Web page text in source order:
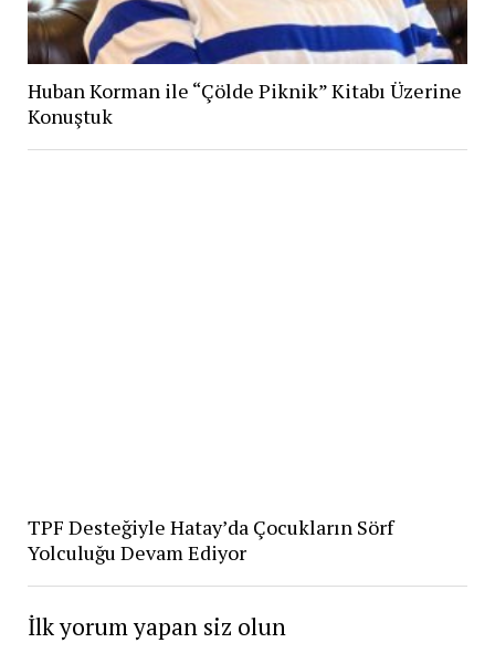
Huban Korman ile “Çölde Piknik” Kitabı Üzerine
Konuştuk
TPF Desteğiyle Hatay’da Çocukların Sörf
Yolculuğu Devam Ediyor
İlk yorum yapan siz olun